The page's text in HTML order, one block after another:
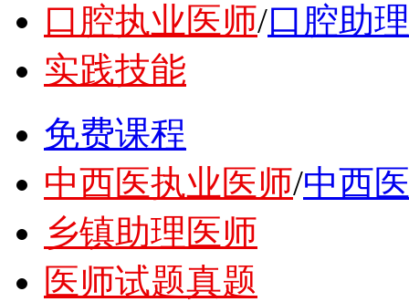
口腔执业医师/口腔助
实践技能
免费课程
中西医执业医师/中西
乡镇助理医师
医师试题真题